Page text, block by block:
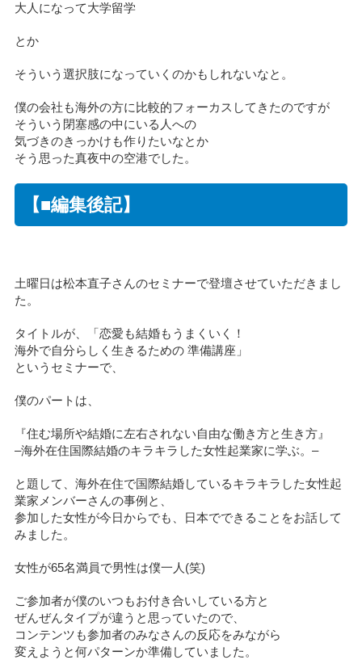
大人になって大学留学
とか
そういう選択肢になっていくのかもしれないなと。
僕の会社も海外の方に比較的フォーカスしてきたのですが
そういう閉塞感の中にいる人への
気づきのきっかけも作りたいなとか
そう思った真夜中の空港でした。
【■編集後記】
土曜日は松本直子さんのセミナーで登壇させていただきまし
た。
タイトルが、「恋愛も結婚もうまくいく！
海外で自分らしく生きるための 準備講座」
というセミナーで、
僕のパートは、
『住む場所や結婚に左右されない自由な働き方と生き方』
–海外在住国際結婚のキラキラした女性起業家に学ぶ。–
と題して、海外在住で国際結婚しているキラキラした女性起
業家メンバーさんの事例と、
参加した女性が今日からでも、日本でできることをお話して
みました。
女性が65名満員で男性は僕一人(笑)
ご参加者が僕のいつもお付き合いしている方と
ぜんぜんタイプが違うと思っていたので、
コンテンツも参加者のみなさんの反応をみながら
変えようと何パターンか準備していました。